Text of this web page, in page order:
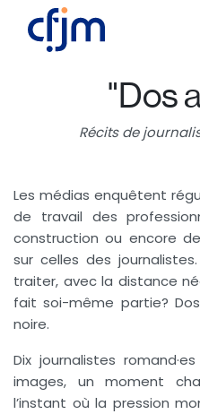
"Dos
Récits de
Les médias enquêtent
de travail des
construction ou encore
sur celles des
traiter, avec la distance
fait soi-même partie?
noire.
Dix journalistes
images, un moment
l’instant où la pression